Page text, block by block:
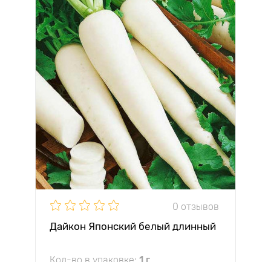
0 отзывов
Дайкон Японский белый длинный